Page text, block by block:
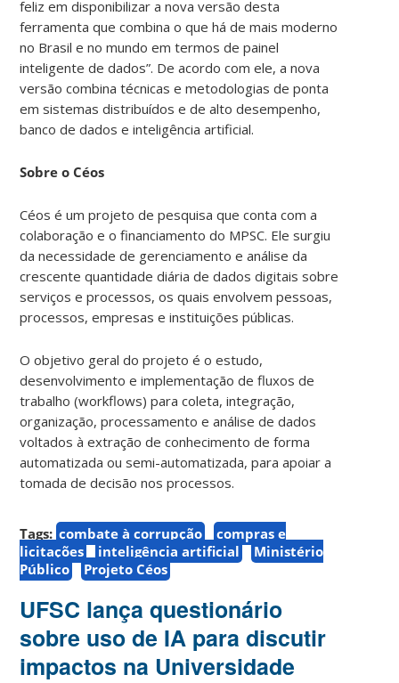
feliz em disponibilizar a nova versão desta
ferramenta que combina o que há de mais moderno
no Brasil e no mundo em termos de painel
inteligente de dados”. De acordo com ele, a nova
versão combina técnicas e metodologias de ponta
em sistemas distribuídos e de alto desempenho,
banco de dados e inteligência artificial.
Sobre o Céos
Céos é um projeto de pesquisa que conta com a
colaboração e o financiamento do MPSC. Ele surgiu
da necessidade de gerenciamento e análise da
crescente quantidade diária de dados digitais sobre
serviços e processos, os quais envolvem pessoas,
processos, empresas e instituições públicas.
O objetivo geral do projeto é o estudo,
desenvolvimento e implementação de fluxos de
trabalho (workflows) para coleta, integração,
organização, processamento e análise de dados
voltados à extração de conhecimento de forma
automatizada ou semi-automatizada, para apoiar a
tomada de decisão nos processos.
Tags: combate à corrupção
compras e
licitações
inteligência artificial
Ministério
Público
Projeto Céos
UFSC lança questionário
sobre uso de IA para discutir
impactos na Universidade